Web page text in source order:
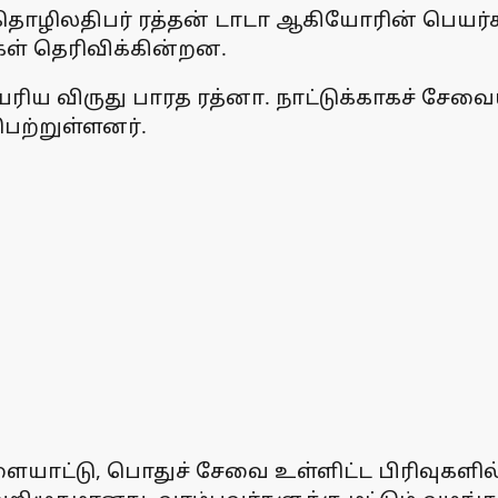
ரத்தன் டாடா ஆகியோரின்
தெரிவிக்கின்றன.
விருது பாரத ரத்னா. நாட்டுக்காகச்
பொதுச் சேவை உள்ளிட்ட